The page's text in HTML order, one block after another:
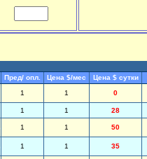
Пред/ опл. Цена $/мес Цена $ сутки
1 1 0
1 1 28
1 1 50
1 1 35